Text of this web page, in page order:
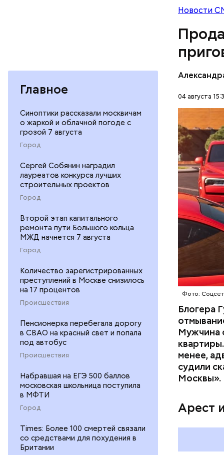
Главное
Синоптики рассказали москвичам
о жаркой и облачной погоде с
грозой 7 августа
Город
Сергей Собянин наградил
лауреатов конкурса лучших
строительных проектов
Город
Второй этап капитального
ремонта пути Большого кольца
МЖД начнется 7 августа
Город
Количество зарегистрированных
преступлений в Москве снизилось
на 17 процентов
Происшествия
Пенсионерка перебегала дорогу
в СВАО на красный свет и попала
под автобус
Происшествия
Набравшая на ЕГЭ 500 баллов
московская школьница поступила
в МФТИ
Город
Times: Более 100 смертей связали
со средствами для похудения в
Британии
Новости
04 августа
Фото:
Блогера
Мужчина
менее,
судили
Москвы».
Арест
В мае
Гусейна
неуплате
размере.
Фото:
НАЛОГИ
ГАСАН
скрытую
матери и
пищу ела
которая
дней